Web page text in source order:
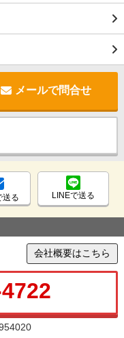
メールで問合せ
送る LINEで送る
会社概要はこちら